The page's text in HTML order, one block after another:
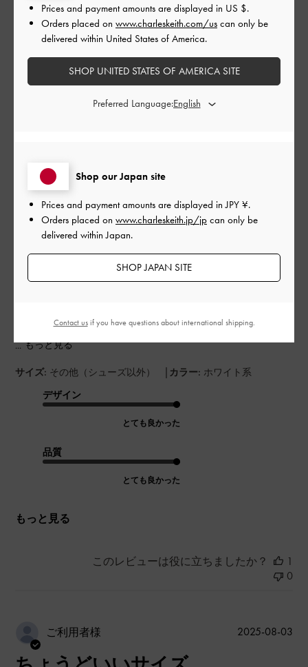
ご利用者様
想像以上に使いやすいバッグ
まず「オーツ」っていう色味がすごく絶妙で、真っ白すぎない
から汚れも気になりにくいし、どんな服にもなじむ感じ。春夏
っぽいと思いきや、秋冬のコートにも合いそうなくらい万能で
しかも見た目はコンパクトなのに、500mlペットボトル・財布・
スマホ・ポーチくらいなら普通に入る。中がぐちゃぐちゃにな
... もっと見る
サイズ: その他（シューズ以外） | カラー: ホワイト系
デザイン
とても良かった
品質
とても良かった
もっと見る
2025-08-03
このレビューは役に立ちましたか？
1
0
ご利用者様
公
2025-08-03
Shop our Japan site
Prices and payment amounts are displayed inJPY ¥.
Orders placed on www.charleskeith.jp/jp can only be
delivered within Japan.
SHOP JAPAN SITE
Prices and payment amounts are displayed in US $.
Orders placed on www.charleskeith.com/us can only be
delivered within United States of America.
SHOP UNITED STATES OF AMERICA SITE
Preferred Language:
Contact usif you have questions about international shipping.